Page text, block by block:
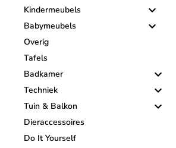
Kindermeubels
Babymeubels
Overig
Tafels
Badkamer
Techniek
Tuin & Balkon
Dieraccessoires
Do It Yourself